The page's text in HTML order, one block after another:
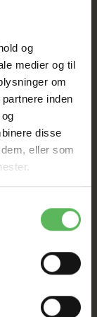
og
medier og til
om
inden
disse
eller som
ER